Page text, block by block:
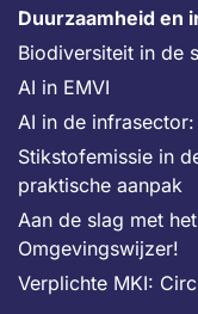
Duurzaamheid en
Biodiversiteit in de
AI in EMVI
AI in de
Stikstofemissie in
praktische aanpak
Aan de slag met
Omgevingswijzer!
Verplichte MKI: